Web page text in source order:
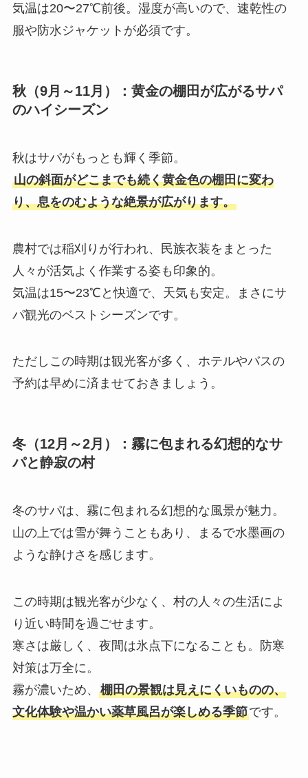
気温は20〜27℃前後。湿度が高いので、速乾性の
服や防水ジャケットが必須です。
秋（9月～11月）：黄金の棚田が広がるサパ
のハイシーズン
秋はサパがもっとも輝く季節。
山の斜面がどこまでも続く黄金色の棚田に変わ
り、息をのむような絶景が広がります。
農村では稲刈りが行われ、民族衣装をまとった
人々が活気よく作業する姿も印象的。
気温は15〜23℃と快適で、天気も安定。まさにサ
パ観光のベストシーズンです。
ただしこの時期は観光客が多く、ホテルやバスの
予約は早めに済ませておきましょう。
冬（12月～2月）：霧に包まれる幻想的なサ
パと静寂の村
冬のサパは、霧に包まれる幻想的な風景が魅力。
山の上では雪が舞うこともあり、まるで水墨画の
ような静けさを感じます。
この時期は観光客が少なく、村の人々の生活によ
り近い時間を過ごせます。
寒さは厳しく、夜間は氷点下になることも。防寒
対策は万全に。
霧が濃いため、 棚田の景観は見えにくいものの、
文化体験や温かい薬草風呂が楽しめる季節です。